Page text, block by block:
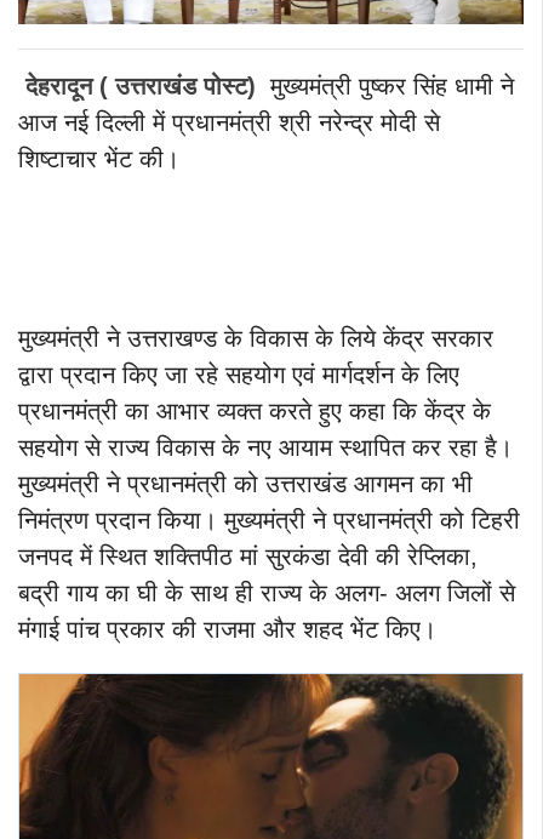
देहरादून ( उत्तराखंड पोस्ट) मुख्यमंत्री पुष्कर सिंह धामी ने
आज नई दिल्ली में प्रधानमंत्री श्री नरेन्द्र मोदी से
शिष्टाचार भेंट की।
मुख्यमंत्री ने उत्तराखण्ड के विकास के लिये केंद्र सरकार
द्वारा प्रदान किए जा रहे सहयोग एवं मार्गदर्शन के लिए
प्रधानमंत्री का आभार व्यक्त करते हुए कहा कि केंद्र के
सहयोग से राज्य विकास के नए आयाम स्थापित कर रहा है।
मुख्यमंत्री ने प्रधानमंत्री को उत्तराखंड आगमन का भी
निमंत्रण प्रदान किया। मुख्यमंत्री ने प्रधानमंत्री को टिहरी
जनपद में स्थित शक्तिपीठ मां सुरकंडा देवी की रेप्लिका,
बद्री गाय का घी के साथ ही राज्य के अलग- अलग जिलों से
मंगाई पांच प्रकार की राजमा और शहद भेंट किए।